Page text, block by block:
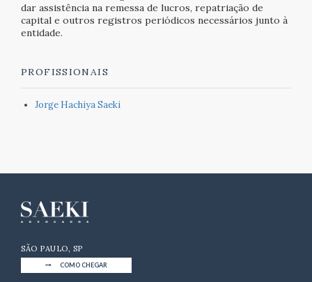
dar assistência na remessa de lucros, repatriação de
capital e outros registros periódicos necessários junto à
entidade.
PROFISSIONAIS
Jorge Hachiya Saeki
SÃO PAULO, SP
COMO CHEGAR